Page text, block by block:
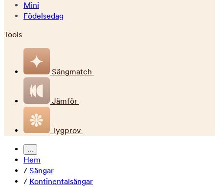
Mini
Födelsedag
Tools
Sängmatch
Jämför
Tygprov
...
Hem
/ Sängar
/ Kontinentalsängar